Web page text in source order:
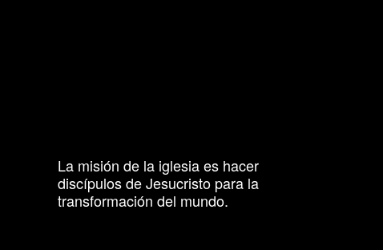
La misión de la iglesia es hacer
discípulos de Jesucristo para la
transformación del mundo.